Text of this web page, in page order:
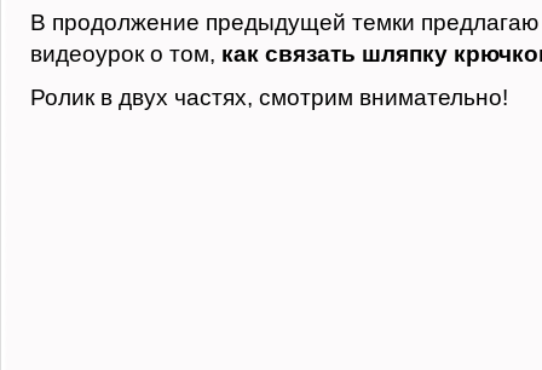
В продолжение предыдущей темки предлагаю
видеоурок о том, как связать шляпку
Ролик в двух частяx, смотрим внимательно!